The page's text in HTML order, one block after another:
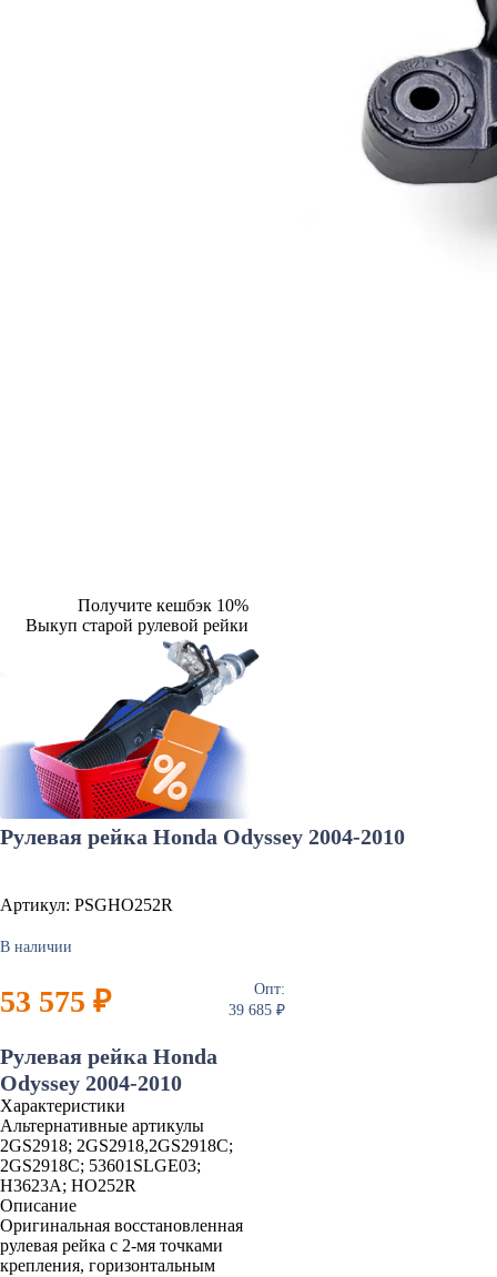
Получите кешбэк 10%
Выкуп старой рулевой рейки
Рулевая рейка Honda Odyssey 2004-2010
Артикул: PSGHO252R
В наличии
53 575 ₽
Опт:
39 685 ₽
Рулевая рейка Honda
Odyssey 2004-2010
Характеристики
Альтернативные артикулы
2GS2918; 2GS2918,2GS2918C;
2GS2918C; 53601SLGE03;
H3623A; HO252R
Описание
Оригинальная восстановленная
рулевая рейка с 2-мя точками
крепления, горизонтальным